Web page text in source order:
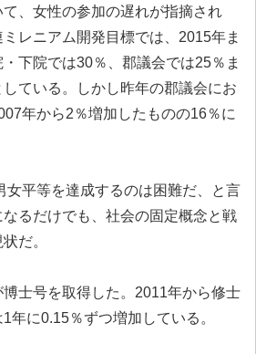
て、女性の参加の遅れが指摘され
レニアム開発目標では、2015年ま
下院では30％、郡議会では25％ま
ている。しかし昨年の郡議会にお
年から2％増加したものの16％に
女平等を達成するのは困難だ、と言
なるだけでも、社会の固定概念と戦
だ。
士号を取得した。2011年から修士
年に0.15％ずつ増加している。